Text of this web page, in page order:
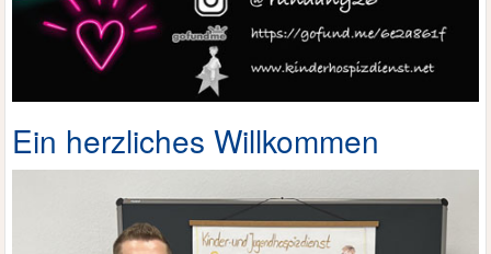
Ein herzliches Willkommen